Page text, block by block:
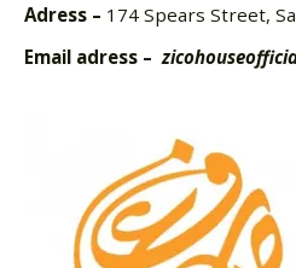
Adress – 174 Spears Street,
Email adress –